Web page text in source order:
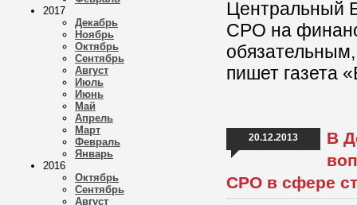
2017
Декабрь
Ноябрь
Октябрь
Сентябрь
Август
Июль
Июнь
Май
Апрель
Март
Февраль
Январь
2016
Октябрь
Сентябрь
Август
Центральный
СРО на
пишет газета
20.12.2013
В
СРО в сфере